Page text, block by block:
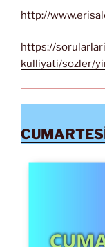
http://
https://
kulliyati/sozler/